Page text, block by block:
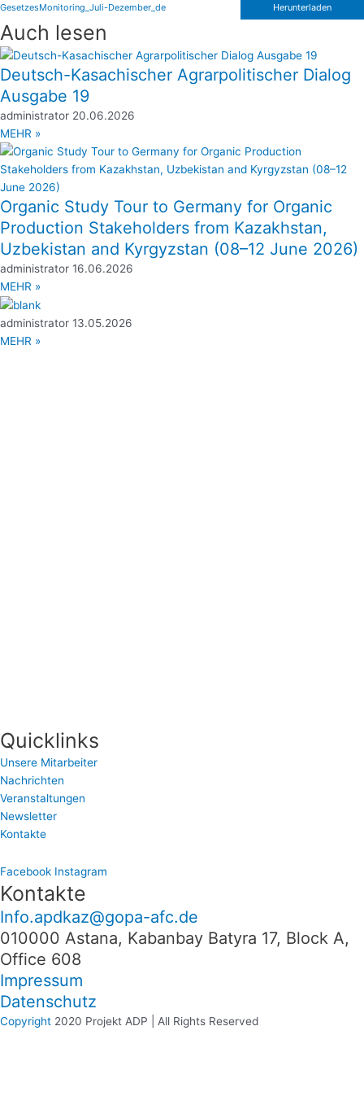
GesetzesMonitoring_Juli-Dezember_de Herunterladen
Auch lesen
Deutsch-Kasachischer Agrarpolitischer Dialog
Ausgabe 19
administrator 20.06.2026
MEHR »
Organic Study Tour to Germany for Organic
Production Stakeholders from Kazakhstan,
Uzbekistan and Kyrgyzstan (08–12 June 2026)
administrator 16.06.2026
MEHR »
administrator 13.05.2026
MEHR »
Quicklinks
Unsere Mitarbeiter
Nachrichten
Veranstaltungen
Newsletter
Kontakte
Facebook Instagram
Kontakte
Info.apdkaz@gopa-afc.de
010000 Astana, Kabanbay Batyra 17, Block A,
Office 608
Impressum
Datenschutz
Copyright 2020 Projekt ADP | All Rights Reserved